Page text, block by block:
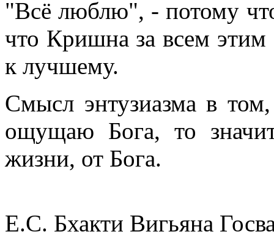
"Всё люблю", - потому
что Кришна за всем этим
к лучшему.
Смысл энтузиазма в
ощущаю Бога, то
жизни, от Бога.
Е.С. Бхакти Вигьяна